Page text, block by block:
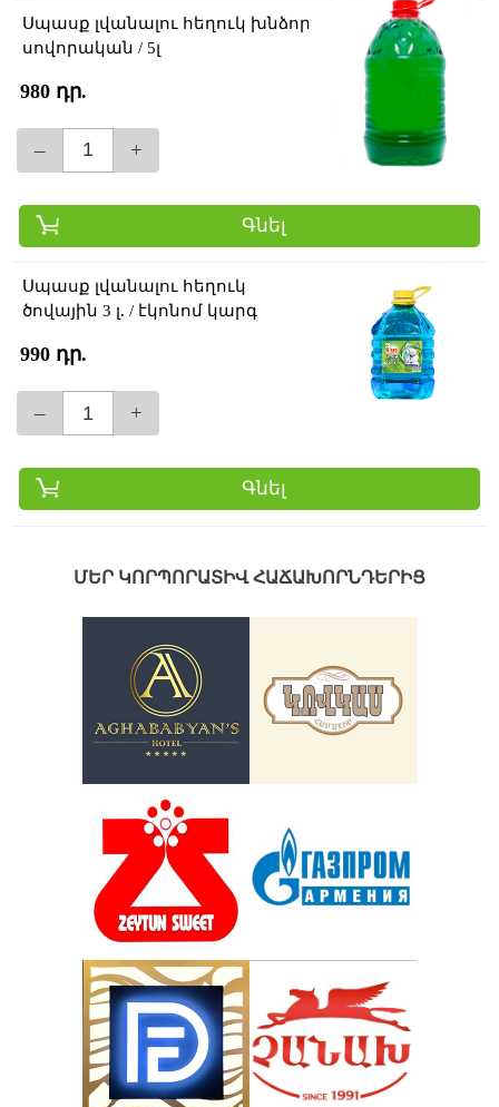
Սպասք լվանալու հեղուկ խնձոր
սովորական / 5լ
980 դր.
– +
Գնել
Սպասք լվանալու հեղուկ
ծովային 3 լ. / էկոնոմ կարգ
990 դր.
– +
Գնել
ՄԵՐ ԿՈՐՊՈՐԱՏԻՎ ՀԱՃԱԽՈՐՆԴԵՐԻՑ